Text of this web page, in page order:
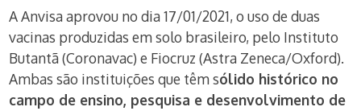
A Anvisa aprovou no dia 17/01/2021, o uso de duas
vacinas produzidas em solo brasileiro, pelo Instituto
Butantã (Coronavac) e Fiocruz (Astra Zeneca/Oxford).
Ambas são instituições que têm sólido histórico no
campo de ensino, pesquisa e desenvolvimento de